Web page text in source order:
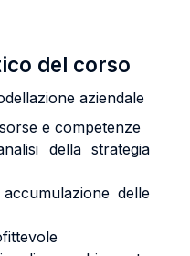
del corso
aziendale
e competenze
della strategia
delle